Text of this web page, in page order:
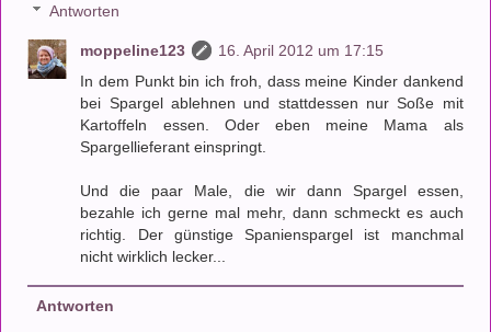
Antworten
moppeline123
16. April 2012 um 17:15
In dem Punkt bin ich froh, dass meine Kinder dankend
bei Spargel ablehnen und stattdessen nur Soße mit
Kartoffeln essen. Oder eben meine Mama als
Spargellieferant einspringt.
Und die paar Male, die wir dann Spargel essen,
bezahle ich gerne mal mehr, dann schmeckt es auch
richtig. Der günstige Spanienspargel ist manchmal
nicht wirklich lecker...
Antworten